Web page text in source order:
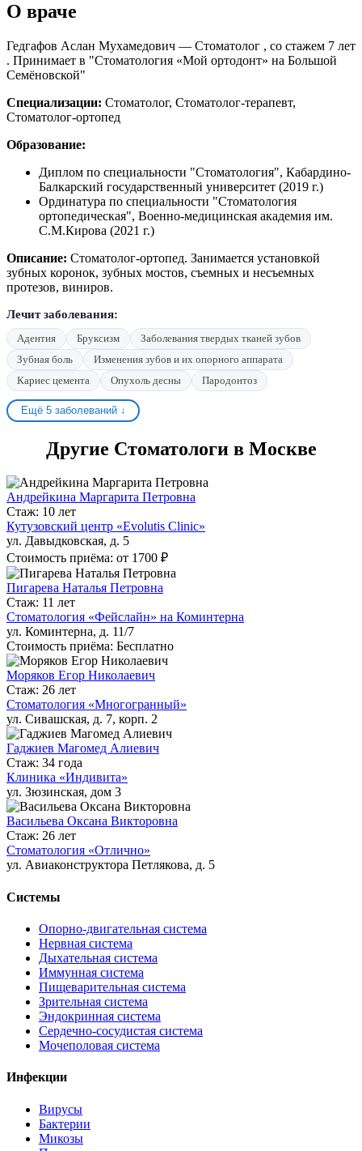
О враче
Гедгафов Аслан Мухамедович — Стоматолог , со стажем 7 лет
. Принимает в "Стоматология «Мой ортодонт» на Большой
Семёновской"
Специализации: Стоматолог, Стоматолог-терапевт,
Стоматолог-ортопед
Образование:
Диплом по специальности "Стоматология", Кабардино-
Балкарский государственный университет (2019 г.)
Ординатура по специальности "Стоматология
ортопедическая", Военно-медицинская академия им.
С.М.Кирова (2021 г.)
Описание: Стоматолог-ортопед. Занимается установкой
зубных коронок, зубных мостов, съемных и несъемных
протезов, виниров.
Лечит заболевания:
Адентия Бруксизм
Заболевания твердых тканей зубов
Зубная боль
Изменения зубов и их опорного аппарата
Кариес цемента
Опухоль десны Пародонтоз
Ещё 5 заболеваний ↓
Другие Стоматологи в Москве
Андрейкина Маргарита Петровна
Стаж: 10 лет
Кутузовский центр «Evolutis Clinic»
ул. Давыдковская, д. 5
Стоимость приёма: от 1700 ₽
Пигарева Наталья Петровна
Стаж: 11 лет
Стоматология «Фейслайн» на Коминтерна
ул. Коминтерна, д. 11/7
Стоимость приёма: Бесплатно
Моряков Егор Николаевич
Стаж: 26 лет
Стоматология «Многогранный»
ул. Сивашская, д. 7, корп. 2
Гаджиев Магомед Алиевич
Стаж: 34 года
Клиника «Индивита»
ул. Зюзинская, дом 3
Васильева Оксана Викторовна
Стаж: 26 лет
Стоматология «Отлично»
ул. Авиаконструктора Петлякова, д. 5
Системы
Опорно-двигательная система
Нервная система
Дыхательная система
Иммунная система
Пищеварительная система
Зрительная система
Эндокринная система
Сердечно-сосудистая система
Мочеполовая система
Инфекции
Вирусы
Бактерии
Микозы